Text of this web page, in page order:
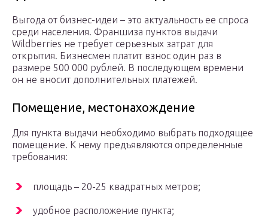
Выгода от бизнес-идеи – это актуальность ее спроса
среди населения. Франшиза пунктов выдачи
Wildberries не требует серьезных затрат для
открытия. Бизнесмен платит взнос один раз в
размере 500 000 рублей. В последующем времени
он не вносит дополнительных платежей.
Помещение, местонахождение
Для пункта выдачи необходимо выбрать подходящее
помещение. К нему предъявляются определенные
требования:
площадь – 20-25 квадратных метров;
удобное расположение пункта;